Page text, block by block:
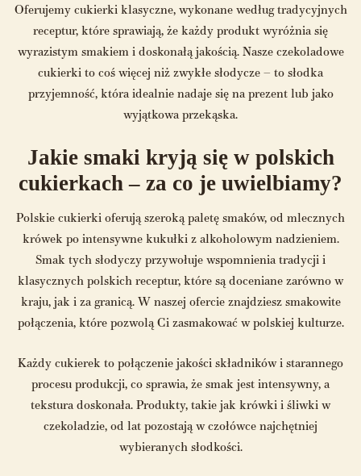
Oferujemy cukierki klasyczne, wykonane według tradycyjnych
receptur, które sprawiają, że każdy produkt wyróżnia się
wyrazistym smakiem i doskonałą jakością. Nasze czekoladowe
cukierki to coś więcej niż zwykłe słodycze – to słodka
przyjemność, która idealnie nadaje się na prezent lub jako
wyjątkowa przekąska.
Jakie smaki kryją się w polskich
cukierkach – za co je uwielbiamy?
Polskie cukierki oferują szeroką paletę smaków, od mlecznych
krówek po intensywne kukułki z alkoholowym nadzieniem.
Smak tych słodyczy przywołuje wspomnienia tradycji i
klasycznych polskich receptur, które są doceniane zarówno w
kraju, jak i za granicą. W naszej ofercie znajdziesz smakowite
połączenia, które pozwolą Ci zasmakować w polskiej kulturze.
Każdy cukierek to połączenie jakości składników i starannego
procesu produkcji, co sprawia, że smak jest intensywny, a
tekstura doskonała. Produkty, takie jak krówki i śliwki w
czekoladzie, od lat pozostają w czołówce najchętniej
wybieranych słodkości.